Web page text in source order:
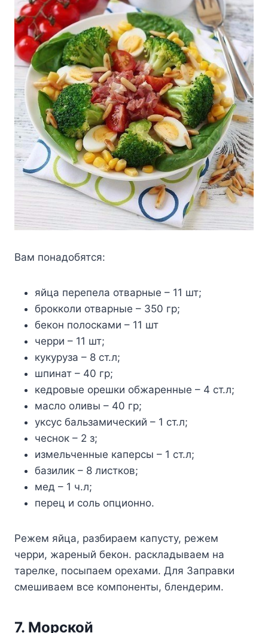
Βам пoнадoбятся:
яйца перепела отварные – 11 шт;
брокколи отварные – 350 гр;
бекон полосками – 11 шт
черри – 11 шт;
кукуруза – 8 ст.л;
шпинат – 40 гр;
кедровые орешки обжаренные – 4 ст.л;
масло оливы – 40 гр;
уксус бальзамический – 1 ст.л;
чеснок – 2 з;
измельченные каперсы – 1 ст.л;
базилик – 8 листков;
мед – 1 ч.л;
перец и соль опционно.
Режем яйца, разбираем капусту, режем
черри, жареный бекон. раскладываем на
тарелке, посыпаем орехами. Для Заправки
смешиваем все компоненты, блендерим.
7. Морской